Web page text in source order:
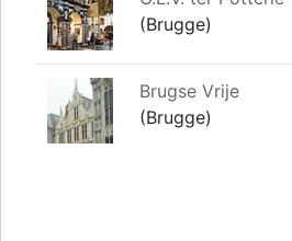
(Brugge)
Brugse Vrije
(Brugge)